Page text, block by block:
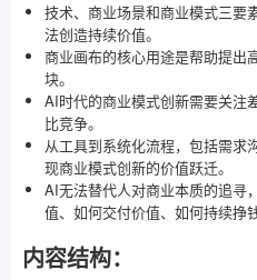
技术、商业场景和商业模式三要
法创造持续价值。
商业画布的核心用途是帮助提出
块。
AI时代的商业模式创新需要关注
比竞争。
从工具到系统化流程，包括需求
现商业模式创新的价值跃迁。
AI无法替代人对商业本质的追寻
值、如何交付价值、如何持续挣钱
内容结构：